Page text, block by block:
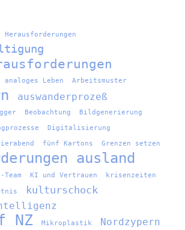
analoges Leben Arbeitsmuster
auswanderprozeß
Beobachtung Bildgenerierung
Digitalisierung
fünf Kartons Grenzen setzen
ausland
Team KI und Vertrauen krisenzeiten
kulturschock
NZ Mikroplastik Nordzypern